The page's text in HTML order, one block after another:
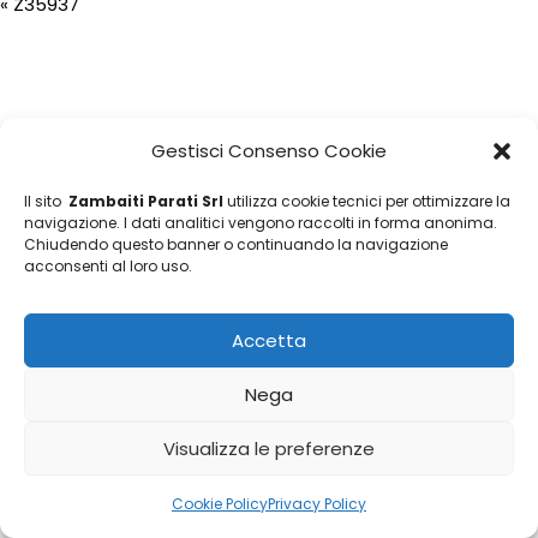
Gestisci Consenso Cookie
Il sito Zambaiti Parati Srl utilizza cookie tecnici per ottimizzare la
navigazione. I dati analitici vengono raccolti in forma anonima.
Chiudendo questo banner o continuando la navigazione
acconsenti al loro uso.
Accetta
Nega
Visualizza le preferenze
Cookie PolicyPrivacy Policy